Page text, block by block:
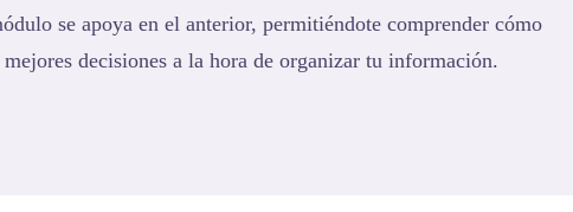
se apoya en el anterior, permitiéndote comprender cómo
decisiones a la hora de organizar tu información.